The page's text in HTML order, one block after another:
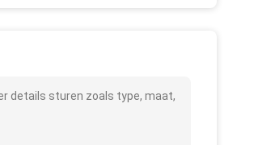
details sturen zoals type, maat,